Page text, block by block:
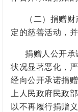
（二）捐赠
定的慈善活动，
捐赠人公开承
状况显著恶化，
经向公开承诺捐
上人民政府民政
以不再履行捐赠义